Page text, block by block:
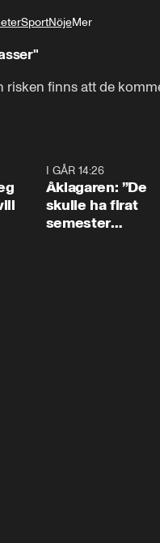
SportNöjeMer
risken finns att de
I GÅR 14:26
Åklagaren: ”De
skulle ha firat
semester